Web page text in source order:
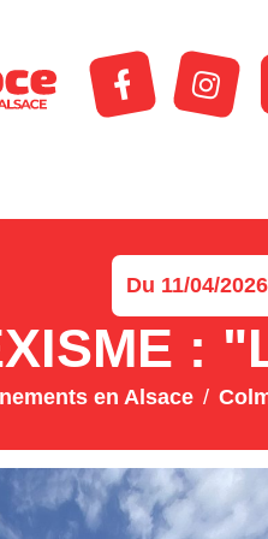
Du 11/04/
:
en Alsace